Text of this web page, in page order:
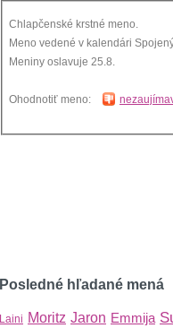
Chlapčenské krstné meno.
Meno vedené v kalendári
Meniny oslavuje 25.8.
Ohodnotiť meno:
Posledné hľadané mená
Laini Moritz Jaron Emmija